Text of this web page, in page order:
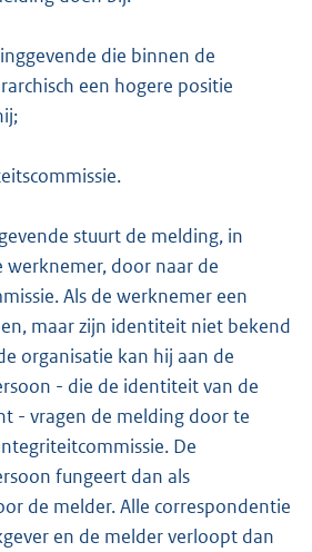
die binnen de
een hogere positie
stuurt de melding, in
werknemer, door naar de
Als de werknemer een
maar zijn identiteit niet bekend
organisatie kan hij aan de
- die de identiteit van de
- vragen de melding door te
De
fungeert dan als
de melder. Alle correspondentie
en de melder verloopt dan